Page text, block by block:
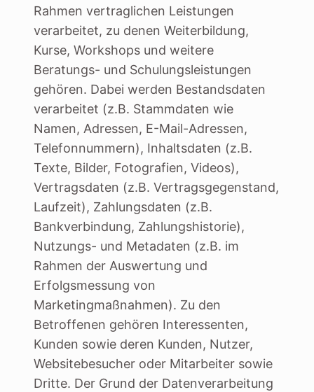
Rahmen vertraglichen Leistungen
verarbeitet, zu denen Weiterbildung,
Kurse, Workshops und weitere
Beratungs- und Schulungsleistungen
gehören. Dabei werden Bestandsdaten
verarbeitet (z.B. Stammdaten wie
Namen, Adressen, E-Mail-Adressen,
Telefonnummern), Inhaltsdaten (z.B.
Texte, Bilder, Fotografien, Videos),
Vertragsdaten (z.B. Vertragsgegenstand,
Laufzeit), Zahlungsdaten (z.B.
Bankverbindung, Zahlungshistorie),
Nutzungs- und Metadaten (z.B. im
Rahmen der Auswertung und
Erfolgsmessung von
Marketingmaßnahmen). Zu den
Betroffenen gehören Interessenten,
Kunden sowie deren Kunden, Nutzer,
Websitebesucher oder Mitarbeiter sowie
Dritte. Der Grund der Datenverarbeitung